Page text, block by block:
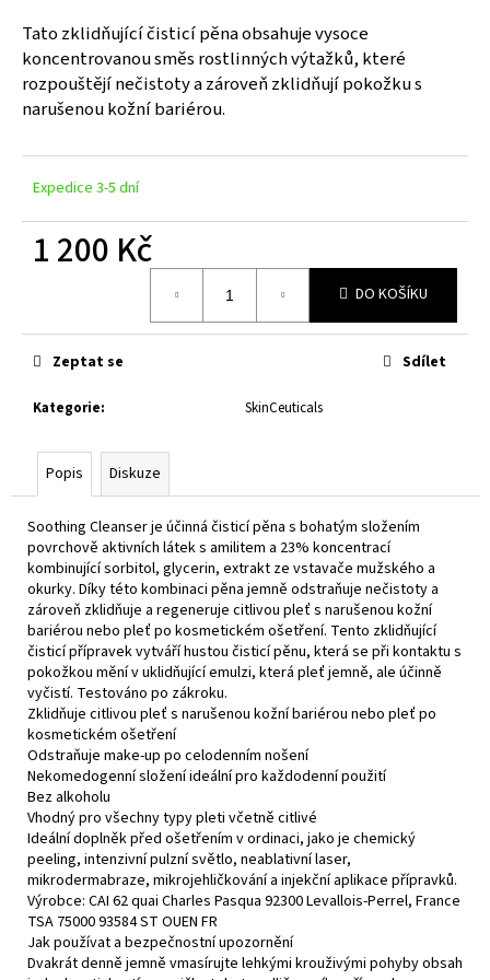
Tato zklidňující čisticí pěna obsahuje vysoce
koncentrovanou směs rostlinných výtažků, které
rozpouštějí nečistoty a zároveň zklidňují pokožku s
narušenou kožní bariérou.
Expedice 3-5 dní
1 200 Kč
DO KOŠÍKU
Kategorie: SkinCeuticals
Zeptat se Sdílet
Popis Diskuze
Soothing Cleanser je účinná čisticí pěna s bohatým složením
povrchově aktivních látek s amilitem a 23% koncentrací
kombinující sorbitol, glycerin, extrakt ze vstavače mužského a
okurky. Díky této kombinaci pěna jemně odstraňuje nečistoty a
zároveň zklidňuje a regeneruje citlivou pleť s narušenou kožní
bariérou nebo pleť po kosmetickém ošetření. Tento zklidňující
čisticí přípravek vytváří hustou čisticí pěnu, která se při kontaktu s
pokožkou mění v uklidňující emulzi, která pleť jemně, ale účinně
vyčistí. Testováno po zákroku.
Zklidňuje citlivou pleť s narušenou kožní bariérou nebo pleť po
kosmetickém ošetření
Odstraňuje make-up po celodenním nošení
Nekomedogenní složení ideální pro každodenní použití
Bez alkoholu
Vhodný pro všechny typy pleti včetně citlivé
Ideální doplněk před ošetřením v ordinaci, jako je chemický
peeling, intenzivní pulzní světlo, neablativní laser,
mikrodermabraze, mikrojehličkování a injekční aplikace přípravků.
Výrobce: CAI 62 quai Charles Pasqua 92300 Levallois-Perrel, France
TSA 75000 93584 ST OUEN FR
Jak používat a bezpečnostní upozornění
Dvakrát denně jemně vmasírujte lehkými krouživými pohyby obsah
a
j
í
t
HLEDAT
D
o
p
o
č
u
j
e
m
e
C
E
FERULIC
®
4
400
Kč